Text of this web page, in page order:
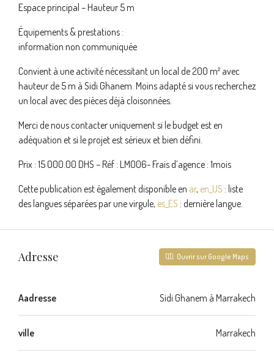
Espace principal – Hauteur 5 m
Équipements & prestations :
information non communiquée
Convient à une activité nécessitant un local de 200 m² avec
hauteur de 5 m à Sidi Ghanem. Moins adapté si vous recherchez
un local avec des pièces déjà cloisonnées.
Merci de nous contacter uniquement si le budget est en
adéquation et si le projet est sérieux et bien défini.
Prix : 15 000.00 DHS – Réf : LM006- Frais d’agence : 1mois
Cette publication est également disponible en ar, en_US : liste
des langues séparées par une virgule, es_ES : dernière langue.
Adresse Ouvrir sur Google Maps
Aadresse Sidi Ghanem à Marrakech
ville Marrakech